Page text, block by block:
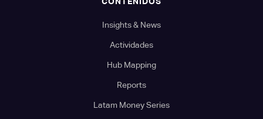
Insights & News
Actividades
Hub Mapping
Reports
Latam Money Series